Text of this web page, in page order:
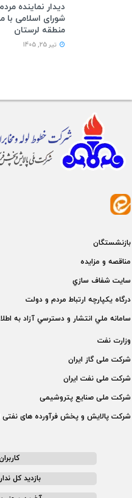
دیدار نماینده
شورای اسلامی با
منطقه لرستان
تیر 25, 1405
بازنشستگان
مناقصه و مزايده
سايت شفاف سازي
درگاه يكپارچه ارتباط مردم و دولت
سامانه ملي انتشار و دسترسي آزاد به
وزارت نفت
شركت ملی گاز ايران
شركت ملی نفت ايران
شركت ملی صنايع پتروشيمی
شركت پالايش و پخش فرآورده های نفتی
بازدید کل